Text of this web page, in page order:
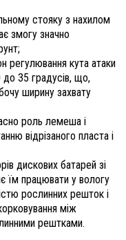
стояку з нахилом
змогу значно
регулювання кута атаки
до 35 градусів, що,
ширину захвату
роль лемеша і
відрізаного пласта і
дискових батарей зі
їм працювати у вологу
рослинних решток і
між
рештками.